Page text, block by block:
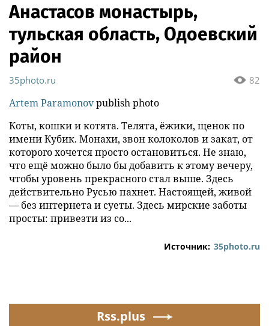
Анастасов монастырь,
тульская область, Одоевский
район
82
35photo.ru
Artem Paramonovpublish photo
Коты, кошки и котята. Телята, ёжики, щенок по
имени Кубик. Монахи, звон колоколов и закат, от
которого хочется просто остановиться. Не знаю,
что ещё можно было бы добавить к этому вечеру,
чтобы уровень прекрасного стал выше. Здесь
действительно Русью пахнет. Настоящей, живой
— без интернета и суеты. Здесь мирские заботы
просты: привезти из со...
Источник: 35photo.ru
Rss.plus